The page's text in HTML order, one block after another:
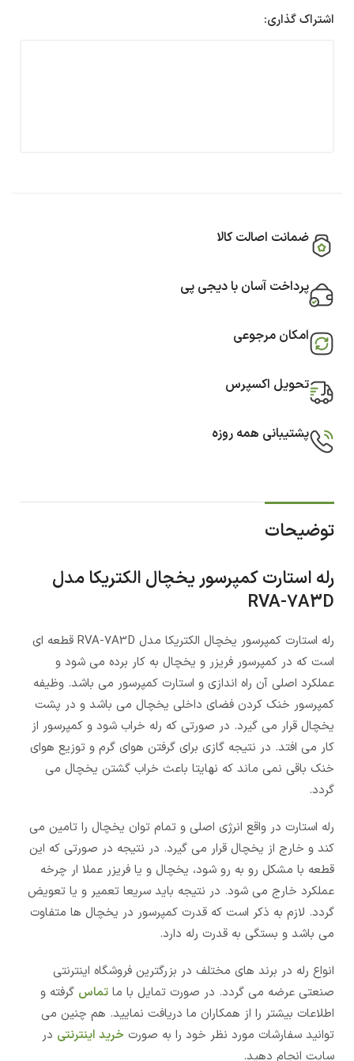
اشتراک گذاری:
ضمانت اصالت کالا
پرداخت آسان با دیجی پی
امکان مرجوعی
تحویل اکسپرس
پشتیبانی همه روزه
توضیحات
رله استارت کمپرسور یخچال الکتریکا مدل
RVA-7A3D
رله استارت کمپرسور یخچال الکتریکا مدل RVA-7A3D قطعه ای
است که در کمپرسور فریزر و یخچال به کار برده می شود و
عملکرد اصلی آن راه اندازی و استارت کمپرسور می باشد. وظیفه
کمپرسور خنک کردن فضای داخلی یخچال می باشد و در پشت
یخچال قرار می گیرد. در صورتی که رله خراب شود و کمپرسور از
کار می افتد. در نتیجه گازی برای گرفتن هوای گرم و توزیع هوای
خنک باقی نمی ماند که نهایتا باعث خراب گشتن یخچال می
گردد.
رله استارت در واقع انرژی اصلی و تمام توان یخچال را تامین می
کند و خارج از یخچال قرار می گیرد. در نتیجه در صورتی که این
قطعه با مشکل رو به رو شود، یخچال و یا فریزر عملا ار چرخه
عملکرد خارج می شود. در نتیجه باید سریعا تعمیر و یا تعویض
گردد. لازم به ذکر است که قدرت کمپرسور در یخچال ها متفاوت
می باشد و بستگی به قدرت رله دارد.
انواع رله در برند های مختلف در بزرگترین فروشگاه اینترنتی
صنعتی عرضه می گردد. در صورت تمایل با ما تماس گرفته و
اطلاعات بیشتر را از همکاران ما دریافت نمایید. هم چنین می
توانید سفارشات مورد نظر خود را به صورت خرید اینترنتی در
سایت انجام دهید.